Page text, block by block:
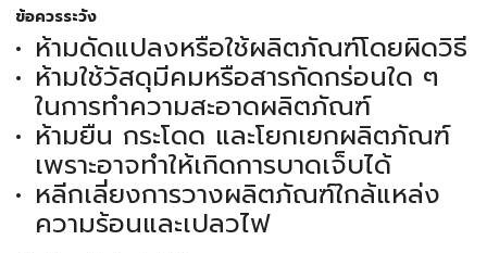
ข้อควรระวัง
ห้ามดัดแปลงหรือใช้ผลิตภัณฑ์โดยผิดวิธี
ห้ามใช้วัสดุมีคมหรือสารกัดกร่อนใด ๆ
ในการทำความสะอาดผลิตภัณฑ์
ห้ามยืน กระโดด และโยกเยกผลิตภัณฑ์
เพราะอาจทำให้เกิดการบาดเจ็บได้
หลีกเลี่ยงการวางผลิตภัณฑ์ใกล้แหล่ง
ความร้อนและเปลวไฟ